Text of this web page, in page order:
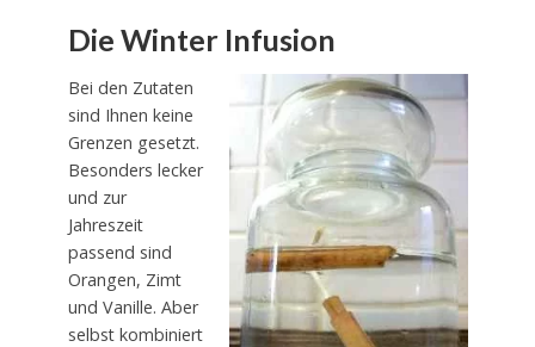
Die Winter Infusion
Bei den Zutaten
sind Ihnen keine
Grenzen gesetzt.
Besonders lecker
und zur
Jahreszeit
passend sind
Orangen, Zimt
und Vanille. Aber
selbst kombiniert